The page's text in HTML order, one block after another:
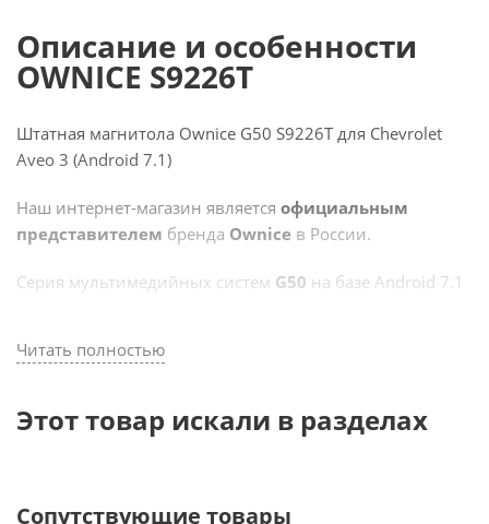
Описание и особенности
OWNICE S9226T
Штатная магнитола Ownice G50 S9226T для Chevrolet
Aveo 3 (Android 7.1)
Наш интернет-магазин является официальным
представителем бренда Ownice в России.
Серия мультимедийных систем G50 на базе Android 7.1
вписывается в дизайн автомобильной панели,
штатными системами автомобиля.
приложений Play Market, разработанных для
Читать полностью
Этот товар искали в разделах
Сопутствующие товары